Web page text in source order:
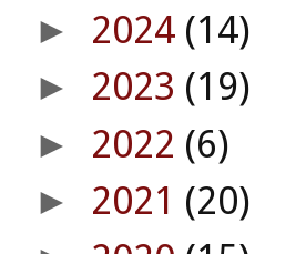
► 2024 (14)
► 2023 (19)
► 2022 (6)
► 2021 (20)